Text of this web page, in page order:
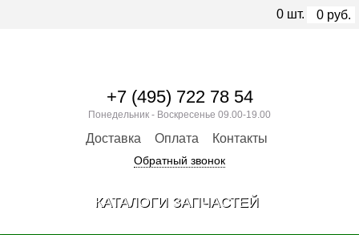
+7 (495) 722 78 54
Понедельник - Воскресенье 09.00-19.00
Доставка Оплата Контакты
Обратный звонок
0 шт. 0 руб.
КАТАЛОГИ ЗАПЧАСТЕЙ